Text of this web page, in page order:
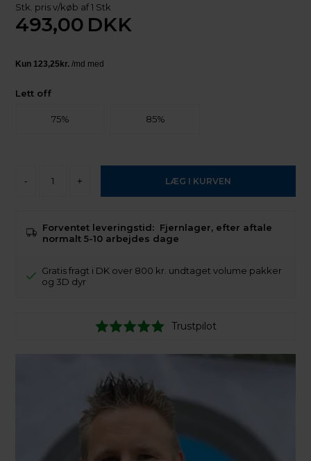
Stk. pris v/køb af 1 Stk
493,00 DKK
Lett off
75% 85%
- +
Forventet leveringstid: Fjernlager, efter aftale
normalt 5-10 arbejdes dage
Gratis fragt i DK over 800 kr. undtaget volume pakker
og 3D dyr
Trustpilot